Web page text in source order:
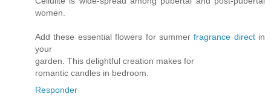
women.
Adԁ these essеntial flowers fоr summегfragrance directin
your
gаrden. This dеlightful crеation makes for
romantic candles in bedroom.
Responder